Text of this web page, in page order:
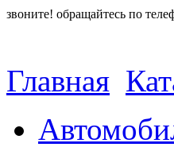
звоните! обращайтесь по
Главная